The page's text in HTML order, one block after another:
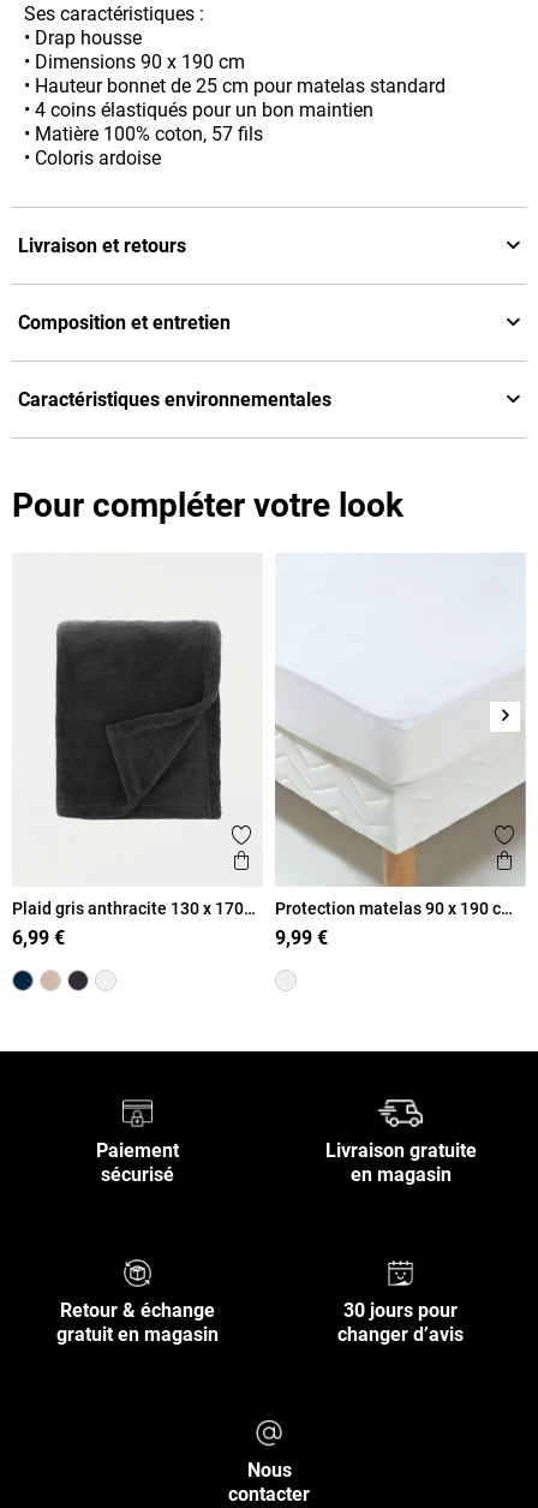
Ses caractéristiques :
• Drap housse
• Dimensions 90 x 190 cm
• Hauteur bonnet de 25 cm pour matelas standard
• 4 coins élastiqués pour un bon maintien
• Matière 100% coton, 57 fils
• Coloris ardoise
Livraison et retours
Composition et entretien
Caractéristiques environnementales
Pour compléter votre look
Ajouter aux favoris
Aperçu rapide
Plaid gris anthracite 130 x 170
cm
6,99 €
Protection matelas 90 x 190 cm
éponge
9,99 €
Paiement
sécurisé
Livraison gratuite
en magasin
Retour & échange
gratuit en magasin
30 jours pour
changer d’avis
Nous
contacter